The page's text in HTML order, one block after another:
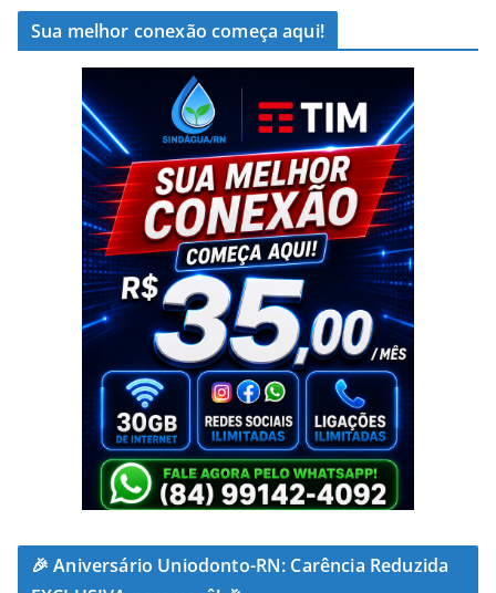
Sua melhor conexão começa aqui!
🎉 Aniversário Uniodonto-RN: Carência Reduzida